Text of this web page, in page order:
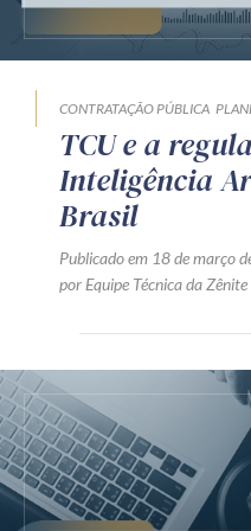
CONTRATAÇÃO PÚBLICA
TCU e a
Inteligência
Brasil
Publicado em 18 de março
por Equipe Técnica da Zênite